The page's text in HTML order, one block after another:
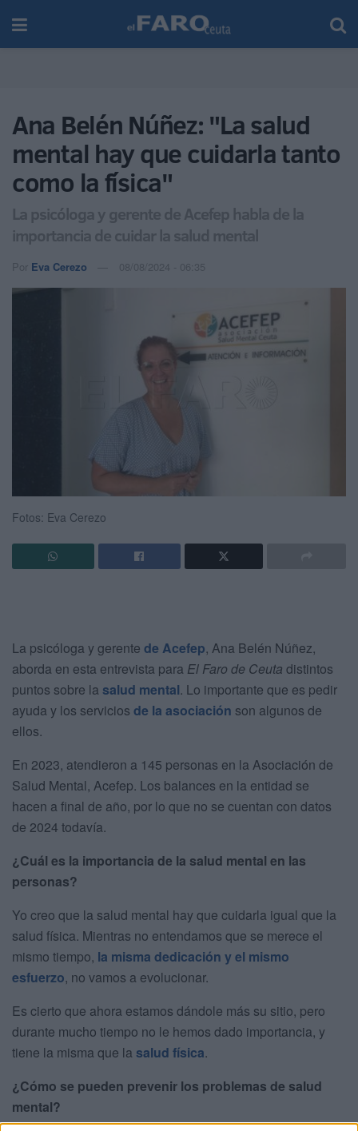
Ana Belén Núñez: "La salud
mental hay que cuidarla tanto
como la física"
La psicóloga y gerente de Acefep habla de la
importancia de cuidar la salud mental
Por Eva Cerezo 08/08/2024 - 06:35
Fotos: Eva Cerezo
La psicóloga y gerente de Acefep, Ana Belén Núñez,
aborda en esta entrevista para El Faro de Ceuta distintos
puntos sobre la salud mental. Lo importante que es pedir
ayuda y los servicios de la asociación son algunos de
ellos.
En 2023, atendieron a 145 personas en la Asociación de
Salud Mental, Acefep. Los balances en la entidad se
hacen a final de año, por lo que no se cuentan con datos
de 2024 todavía.
¿Cuál es la importancia de la salud mental en las
personas?
Yo creo que la salud mental hay que cuidarla igual que la
salud física. Mientras no entendamos que se merece el
mismo tiempo, la misma dedicación y el mismo
esfuerzo, no vamos a evolucionar.
Es cierto que ahora estamos dándole más su sitio, pero
durante mucho tiempo no le hemos dado importancia, y
tiene la misma que la salud física.
¿Cómo se pueden prevenir los problemas de salud
mental?